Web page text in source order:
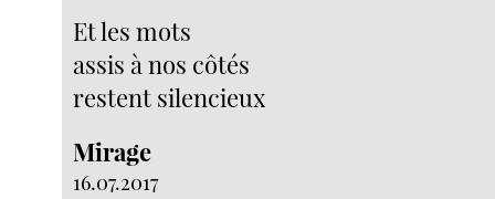
Et les mots
assis à nos côtés
restent silencieux
Mirage
16.07.2017